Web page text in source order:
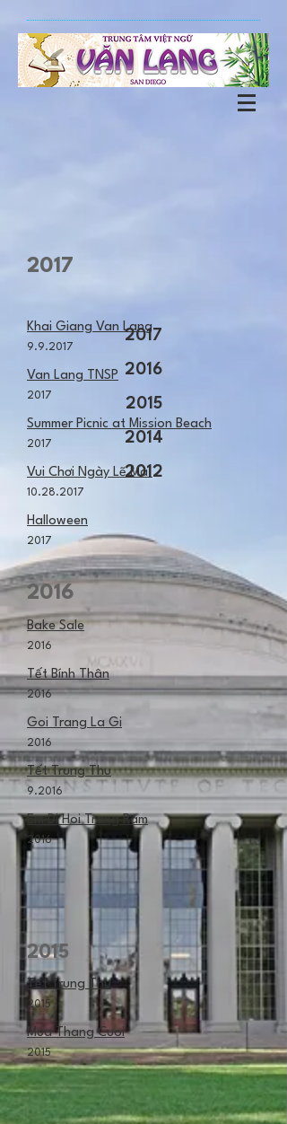
2017
Khai Giang Van Lang
9.9.2017
Van Lang TNSP
2017
Summer Picnic at Mission Beach
2017
Vui Chơi Ngày Lẽ Mà!
10.28.2017
Halloween
2017
2017
2016
2015
2014
2012
2016
Bake Sale
2016
Tết Bính Thân
2016
Goi Trang La Gi
2016
Tết Trung Thu
9.2016
Em Di Hoi Trang Ram
2016
2015
Tết Trung Thu
2015
Mua Thang Cuoi
2015